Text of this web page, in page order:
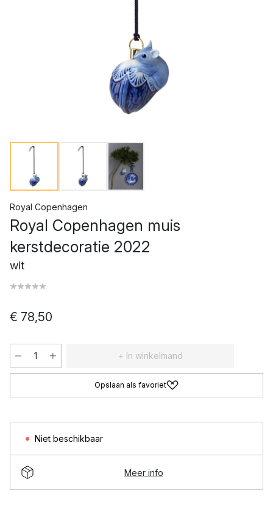
Royal Copenhagen
Royal Copenhagen muis
kerstdecoratie 2022
wit
€ 78,50
+ In winkelmand
Opslaan als favoriet
Niet beschikbaar
Meer info